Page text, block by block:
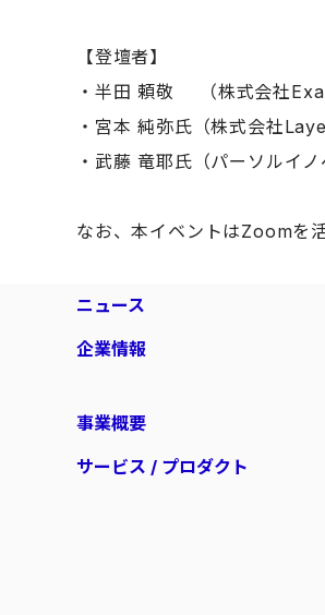
【登壇者】
・半田 頼敬 （株式会社
・宮本 純弥氏（株式会社
・武藤 竜耶氏（パーソルイノ
なお、本イベントはZoomを
ニュース
企業情報
事業概要
サービス / プロダクト